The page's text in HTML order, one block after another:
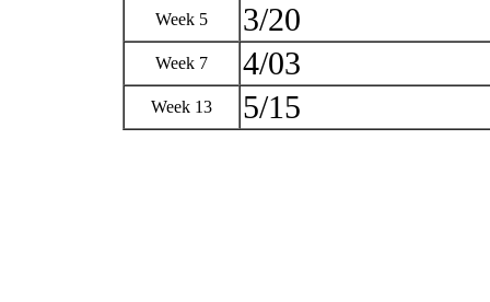
Week 5 3/20
Week 7 4/03
Week 13 5/15